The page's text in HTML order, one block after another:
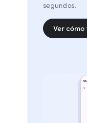
segundos.
Ver cómo